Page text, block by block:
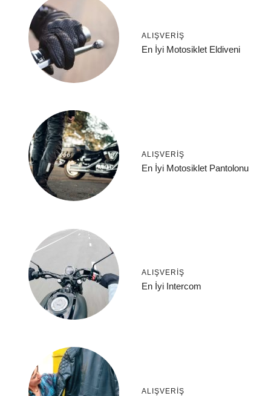
ALIŞVERIŞ
En İyi Motosiklet Eldiveni
ALIŞVERIŞ
En İyi Motosiklet Pantolonu
ALIŞVERIŞ
En İyi Intercom
ALIŞVERIŞ